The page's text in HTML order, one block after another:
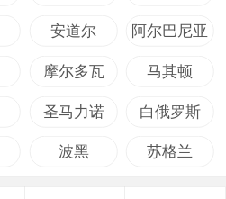
安道尔 阿尔巴尼亚
摩尔多瓦 马其顿
圣马力诺 白俄罗斯
波黑 苏格兰